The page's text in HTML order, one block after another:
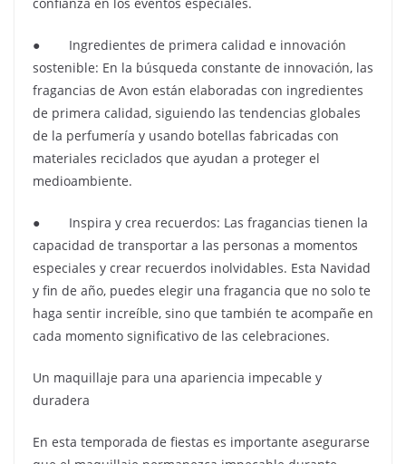
● Ingredientes de primera calidad e innovación
sostenible: En la búsqueda constante de innovación, las
fragancias de Avon están elaboradas con ingredientes
de primera calidad, siguiendo las tendencias globales
de la perfumería y usando botellas fabricadas con
materiales reciclados que ayudan a proteger el
medioambiente.
● Inspira y crea recuerdos: Las fragancias tienen la
capacidad de transportar a las personas a momentos
especiales y crear recuerdos inolvidables. Esta Navidad
y fin de año, puedes elegir una fragancia que no solo te
haga sentir increíble, sino que también te acompañe en
cada momento significativo de las celebraciones.
Un maquillaje para una apariencia impecable y
duradera
En esta temporada de fiestas es importante asegurarse